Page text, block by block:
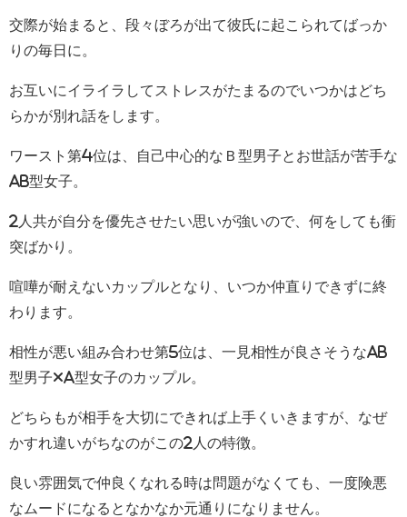
交際が始まると、段々ぼろが出て彼氏に起こられてばっか
りの毎日に。
お互いにイライラしてストレスがたまるのでいつかはどち
らかが別れ話をします。
ワースト第4位は、自己中心的なＢ型男子とお世話が苦手な
AB型女子。
2人共が自分を優先させたい思いが強いので、何をしても衝
突ばかり。
喧嘩が耐えないカップルとなり、いつか仲直りできずに終
わります。
相性が悪い組み合わせ第5位は、一見相性が良さそうなAB
型男子×A型女子のカップル。
どちらもが相手を大切にできれば上手くいきますが、なぜ
かすれ違いがちなのがこの2人の特徴。
良い雰囲気で仲良くなれる時は問題がなくても、一度険悪
なムードになるとなかなか元通りになりません。